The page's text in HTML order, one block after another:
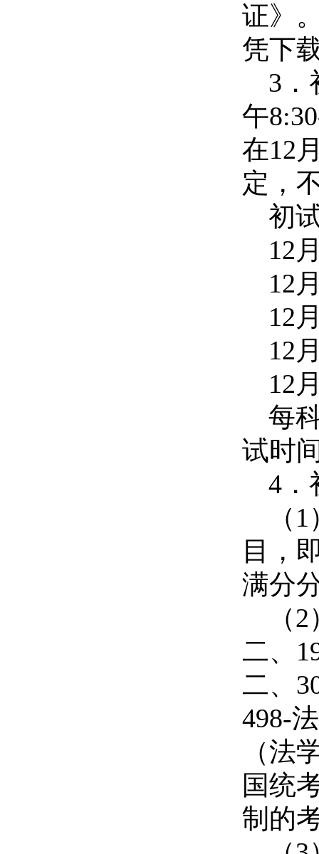
证》
凭下
3．
午
在12
定，
初
12
12
12
12
12
每
试时
4
（
目，
满分
（
二、
二、
498-
（法
国统
制的